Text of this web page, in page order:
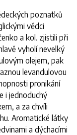
poznatků
vědci
a kol. zjistili při
vyholí nevelký
olejem, pak
levandulovou
pronikání
i jednoduchý
a za chvíli
Aromatické látky
a dýchacími